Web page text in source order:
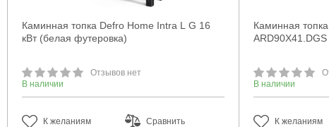
Каминная топка Defro Home Intra L G 16
кВт (белая футеровка)
Отзывов нет
В наличии
К желаниям Сравнить
Каминная
ARD90X41.DGS
В наличии
К желаниям